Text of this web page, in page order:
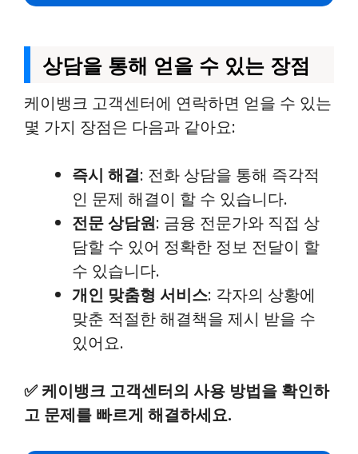
상담을 통해 얻을 수 있는 장점
케이뱅크 고객센터에 연락하면 얻을 수 있는
몇 가지 장점은 다음과 같아요:
즉시 해결: 전화 상담을 통해 즉각적
인 문제 해결이 할 수 있습니다.
전문 상담원: 금융 전문가와 직접 상
담할 수 있어 정확한 정보 전달이 할
수 있습니다.
개인 맞춤형 서비스: 각자의 상황에
맞춘 적절한 해결책을 제시 받을 수
있어요.
✅ 케이뱅크 고객센터의 사용 방법을 확인하
고 문제를 빠르게 해결하세요.